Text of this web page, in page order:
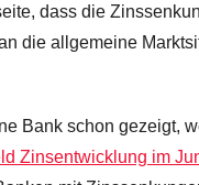
dass die
die allgemeine
Bank schon gezeigt,
Zinsentwicklung im